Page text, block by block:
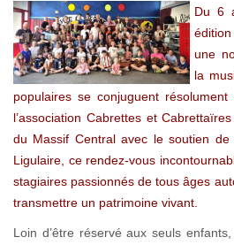
Du 6
une
la
populaires se conjuguent
l’association Cabrettes et
du Massif Central avec le soutien
Ligulaire, ce rendez-vous
stagiaires passionnés de tous âges
transmettre un patrimoine vivant.
Loin d’être réservé aux seuls